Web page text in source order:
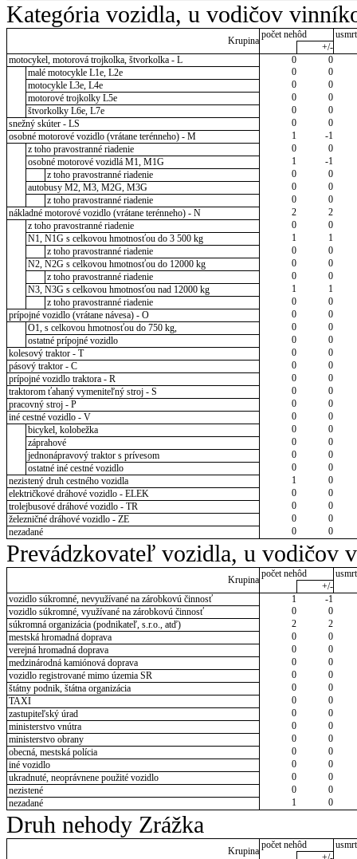
Kategória vozidla, u vodičov
Krupina
počet nehôd
+/-
motocykel, motorová trojkolka, štvorkolka - L
0
0
malé motocykle L1e, L2e
0
0
motocykle L3e, L4e
0
0
motorové trojkolky L5e
0
0
štvorkolky L6e, L7e
0
0
snežný skúter - LS
0
0
osobné motorové vozidlo (vrátane terénneho) - M
1
-1
z toho pravostranné riadenie
0
0
osobné motorové vozidlá M1, M1G
1
-1
z toho pravostranné riadenie
0
0
autobusy M2, M3, M2G, M3G
0
0
z toho pravostranné riadenie
0
0
nákladné motorové vozidlo (vrátane terénneho) - N
2
2
z toho pravostranné riadenie
0
0
N1, N1G s celkovou hmotnosťou do 3 500 kg
1
1
z toho pravostranné riadenie
0
0
N2, N2G s celkovou hmotnosťou do 12000 kg
0
0
z toho pravostranné riadenie
0
0
N3, N3G s celkovou hmotnosťou nad 12000 kg
1
1
z toho pravostranné riadenie
0
0
prípojné vozidlo (vrátane návesa) - O
0
0
O1, s celkovou hmotnosťou do 750 kg,
0
0
ostatné prípojné vozidlo
0
0
kolesový traktor - T
0
0
pásový traktor - C
0
0
prípojné vozidlo traktora - R
0
0
traktorom ťahaný vymeniteľný stroj - S
0
0
pracovný stroj - P
0
0
iné cestné vozidlo - V
0
0
bicykel, kolobežka
0
0
záprahové
0
0
jednonápravový traktor s prívesom
0
0
ostatné iné cestné vozidlo
0
0
nezistený druh cestného vozidla
1
0
električkové dráhové vozidlo - ELEK
0
0
trolejbusové dráhové vozidlo - TR
0
0
železničné dráhové vozidlo - ZE
0
0
nezadané
0 0
Prevádzkovateľ vozidla, u vodičov
Krupina
počet nehôd
+/-
vozidlo súkromné, nevyužívané na zárobkovú činnosť
1
-1
vozidlo súkromné, využívané na zárobkovú činnosť
0
0
súkromná organizácia (podnikateľ, s.r.o., atď)
2
2
mestská hromadná doprava
0
0
verejná hromadná doprava
0
0
medzinárodná kamiónová doprava
0
0
vozidlo registrované mimo územia SR
0
0
štátny podnik, štátna organizácia
0
0
TAXI
0
0
zastupiteľský úrad
0
0
ministerstvo vnútra
0
0
ministerstvo obrany
0
0
obecná, mestská polícia
0
0
iné vozidlo
0
0
ukradnuté, neoprávnene použité vozidlo
0
0
nezistené
0
0
nezadané
1 0
Druh nehody Zrážka
Krupina
počet nehôd